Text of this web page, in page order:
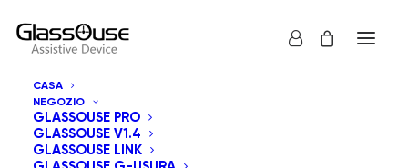
CASA
NEGOZIO
GLASSOUSE PRO
GLASSOUSE V1.4
GLASSOUSE LINK
BROKEN SWORD: DIRECTOR’S